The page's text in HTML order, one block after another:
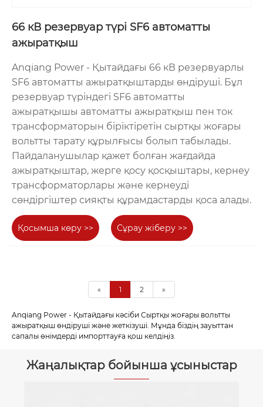
66 кВ резервуар түрі SF6 автоматты
ажыратқыш
Anqiang Power - Қытайдағы 66 кВ резервуарлы
SF6 автоматты ажыратқыштарды өндіруші. Бұл
резервуар түріндегі SF6 автоматты
ажыратқышы автоматты ажыратқыш пен ток
трансформаторын біріктіретін сыртқы жоғары
вольтты тарату құрылғысы болып табылады.
Пайдаланушылар қажет болған жағдайда
ажыратқыштар, жерге қосу қосқыштары, кернеу
трансформаторлары және кернеуді
сөндіргіштер сияқты құрамдастарды қоса алады.
Қосымша көру >> Сұрау жіберу >>
« 1 2 »
Anqiang Power - Қытайдағы кәсіби Сыртқы жоғары вольтты
ажыратқыш өндіруші және жеткізуші. Мұнда біздің зауыттан
сапалы өнімдерді импорттауға қош келдіңіз.
Жаңалықтар бойынша ұсыныстар